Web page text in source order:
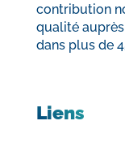
contribution
qualité
dans plus de
Liens